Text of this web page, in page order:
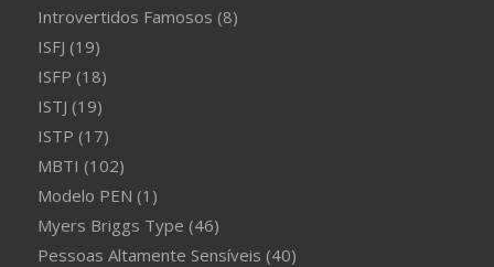
Introvertidos Famosos (8)
ISFJ (19)
ISFP (18)
ISTJ (19)
ISTP (17)
MBTI (102)
Modelo PEN (1)
Myers Briggs Type (46)
Pessoas Altamente Sensíveis (40)